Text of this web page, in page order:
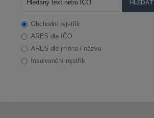
Obchodní rejstřík
ARES dle IČO
ARES dle jména / názvu
Insolvenční rejstřík